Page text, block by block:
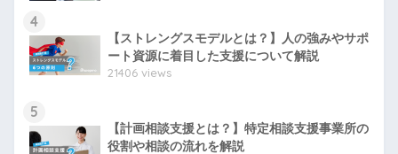
4
【ストレングスモデルとは？】人の強みやサポ
ート資源に着目した支援について解説
21406 views
5
【計画相談支援とは？】特定相談支援事業所の
役割や相談の流れを解説